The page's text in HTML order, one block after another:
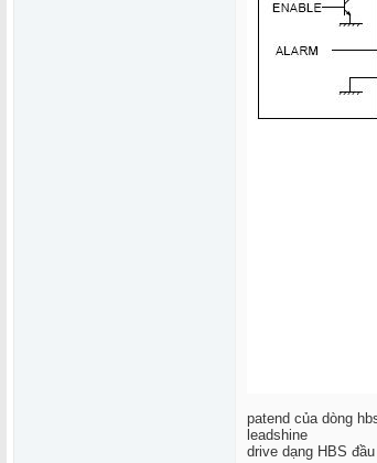
patend của dòng
leadshine
drive dạng HBS